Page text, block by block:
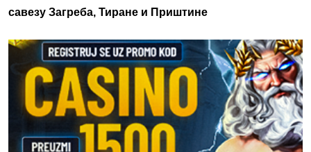
савезу Загреба, Тиране и Приштине